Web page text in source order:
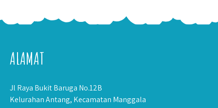
ALAMAT
Jl Raya Bukit Baruga No.12B
Kelurahan Antang, Kecamatan Manggala